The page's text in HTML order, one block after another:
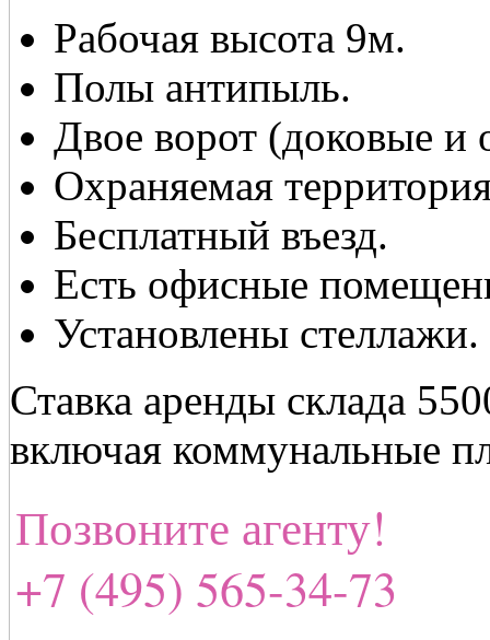
Рабочая высота 9м.
Полы антипыль.
Двое ворот (доковые и
Охраняемая
Бесплатный въезд.
Есть офисные
Установлены стеллажи.
Ставка аренды склада
включая коммунальные
Позвоните агенту!
+7 (495) 565-34-73